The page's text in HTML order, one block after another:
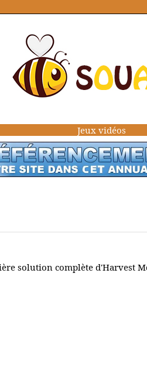
Jeux vidéos
solution complète d'Harvest